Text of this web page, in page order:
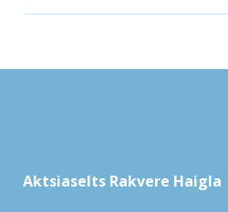
Aktsiaselts Rakvere Haigla